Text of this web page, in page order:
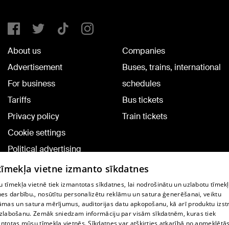
About us
Advertisement
For business
Tariffs
Privacy policy
Cookie settings
Political advertising
Cookie policy
Commenting terms
Companies
Buses, trains, international
schedules
Bus tickets
Train tickets
TV program
Contract rules
vietne izmanto sīkdatnes
tīmekļa vietnē tiek izmantotas sīkdatnes, lai nodrošinātu un uzlabotu
darbību., nosūtītu personalizētu reklāmu un satura ģenerēšanai, veiktu
un satura mērījumus, auditorijas datu apkopošanu, kā arī produktu
Zemāk sniedzam informāciju par visām sīkdatnēm, kuras tiek
mūsu tīmekļa vietnēs. Sīkdatnes var atšķirties atkarībā no